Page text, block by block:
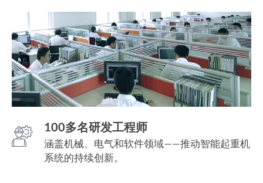
100多名研发工程师
涵盖机械、电气和软件领域——推动智能起重机
系统的持续创新。